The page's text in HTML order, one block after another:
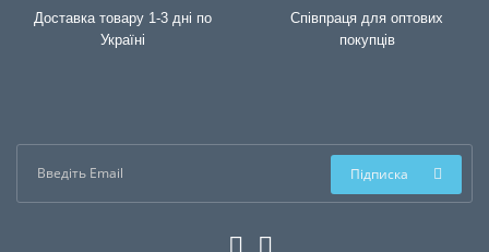
Доставка товару 1-3 дні по
Україні
Співпраця для оптових
покупців
Підписка